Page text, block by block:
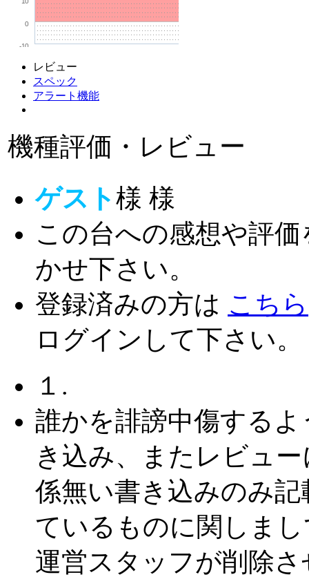
-10
0
レビュー
スペック
アラート機能
機種評価・レビュー
ゲスト様 様
この台への感想や評価
かせ下さい。
登録済みの方は こちら
ログインして下さい。
１.
誰かを誹謗中傷するよ
き込み、またレビュー
係無い書き込みのみ記
ているものに関しま
運営スタッフが削除さ